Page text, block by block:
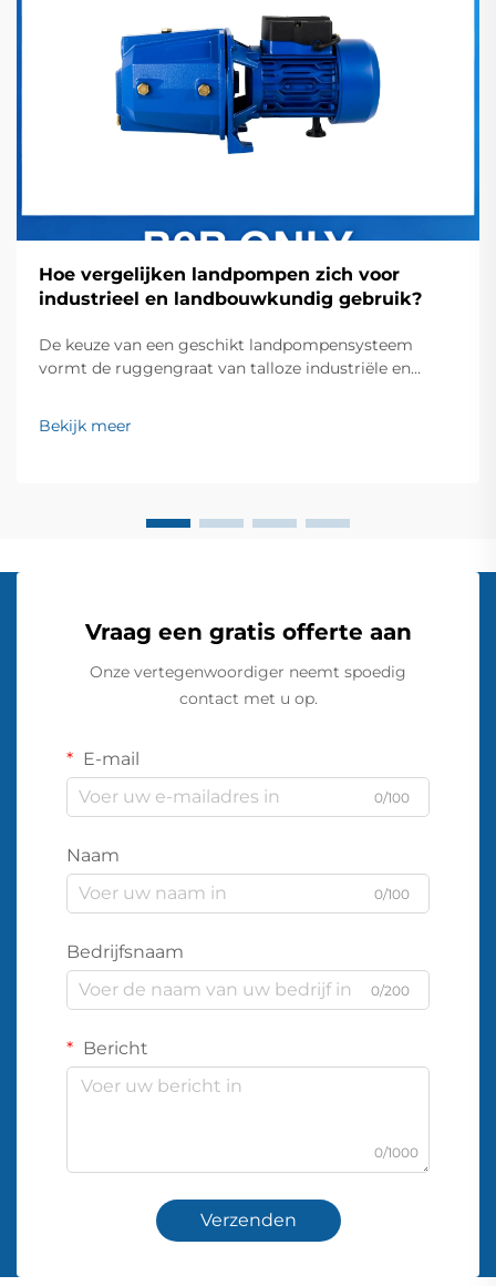
Hoe vergelijken landpompen zich voor
industrieel en landbouwkundig gebruik?
De keuze van een geschikt landpompensysteem
vormt de ruggengraat van talloze industriële en
gaat om het beheren van irrigatiesystemen op
uitgestrekte akkers of het ondersteunen van
Bekijk meer
Vraag een gratis offerte aan
Onze vertegenwoordiger neemt spoedig
contact met u op.
E-mail
0/100
Naam
0/100
Bedrijfsnaam
0/200
Bericht
0/1000
Verzenden